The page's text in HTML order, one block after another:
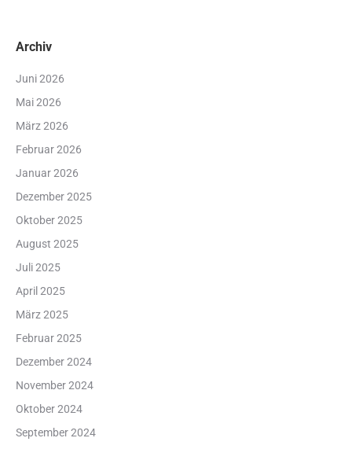
Archiv
Juni 2026
Mai 2026
März 2026
Februar 2026
Januar 2026
Dezember 2025
Oktober 2025
August 2025
Juli 2025
April 2025
März 2025
Februar 2025
Dezember 2024
November 2024
Oktober 2024
September 2024